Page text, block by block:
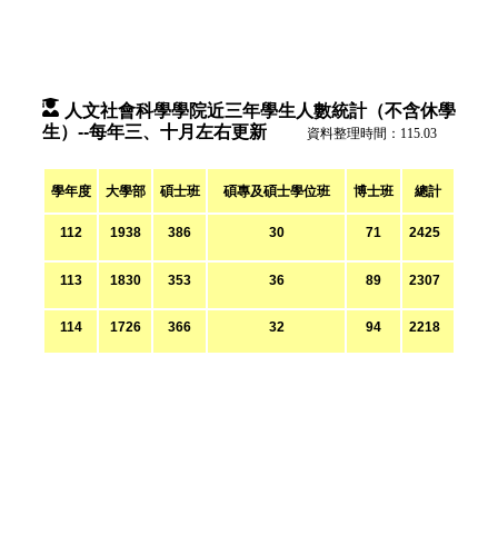
人文社會科學學院近三年學生人數統計（不含休學
生）--每年三、十月左右更新
資料整理時間：115.03
學年度 大學部 碩士班 碩專及碩士學位班 博士班 總計
112 1938 386 30 71 2425
113 1830 353 36 89 2307
114 1726 366 32 94 2218